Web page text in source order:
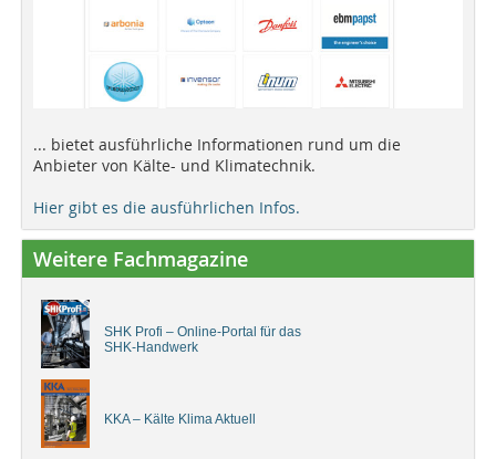
... bietet ausführliche Informationen rund um die
Anbieter von Kälte- und Klimatechnik.
Hier gibt es die ausführlichen Infos.
Weitere Fachmagazine
SHK Profi – Online-Portal für das
SHK-Handwerk
KKA – Kälte Klima Aktuell